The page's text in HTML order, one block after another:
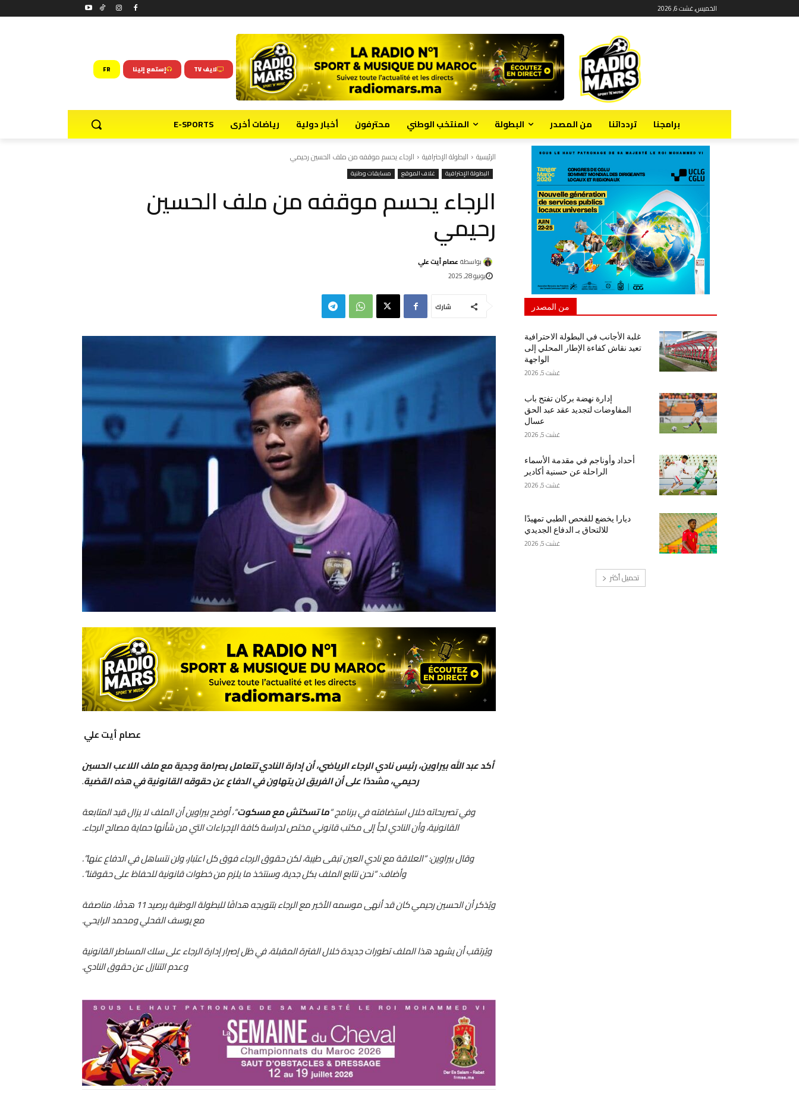
الخميس, غشت 6, 2026
لايف TV إستمع إلينا FR
برامجنا تردداتنا من المصدر البطولة المنتخب الوطني محترفون أخبار دولية رياضات أخرى E-SPORTS
الرئيسية البطولة الإحترافية الرجاء يحسم موقفه من ملف الحسين رحيمي
البطولة الإحترافية غلاف الموقع مسابقات وطنية
الرجاء يحسم موقفه من ملف الحسين
رحيمي
بواسطة عصام أيت علي
يونيو 28, 2025
شارك
عصام أيت علي
أكد عبد الله بيراوين، رئيس نادي الرجاء الرياضي، أن إدارة النادي تتعامل بصرامة وجدية مع ملف اللاعب الحسين
رحيمي، مشددًا على أن الفريق لن يتهاون في الدفاع عن حقوقه القانونية في هذه القضية.
وفي تصريحاته خلال استضافته في برنامج “ما تسكتش مع مسكوت“، أوضح بيراوين أن الملف لا يزال قيد المتابعة
القانونية، وأن النادي لجأ إلى مكتب قانوني مختص لدراسة كافة الإجراءات التي من شأنها حماية مصالح الرجاء.
وقال بيراوين: “العلاقة مع نادي العين تبقى طيبة، لكن حقوق الرجاء فوق كل اعتبار، ولن نتساهل في الدفاع عنها”.
وأضاف: “نحن نتابع الملف بكل جدية، وسنتخذ ما يلزم من خطوات قانونية للحفاظ على حقوقنا”.
ويُذكر أن الحسين رحيمي كان قد أنهى موسمه الأخير مع الرجاء بتتويجه هدافًا للبطولة الوطنية برصيد 11 هدفًا، مناصفة
مع يوسف الفحلي ومحمد الرايحي.
ويُرتقب أن يشهد هذا الملف تطورات جديدة خلال الفترة المقبلة، في ظل إصرار إدارة الرجاء على سلك المساطر القانونية
وعدم التنازل عن حقوق النادي.
من المصدر
غلبة الأجانب في البطولة الاحترافية
تعيد نقاش كفاءة الإطار المحلي إلى
الواجهة
غشت 5, 2026
إدارة نهضة بركان تفتح باب
المفاوضات لتجديد عقد عبد الحق
عسال
غشت 5, 2026
أحداد وأوناجم في مقدمة الأسماء
الراحلة عن حسنية أكادير
غشت 5, 2026
ديارا يخضع للفحص الطبي تمهيدًا
للالتحاق بـ الدفاع الجديدي
غشت 5, 2026
تحميل أكثر